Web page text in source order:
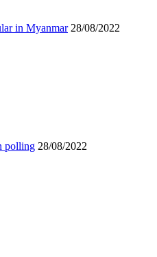
in Myanmar 28/08/2022
polling 28/08/2022